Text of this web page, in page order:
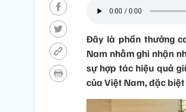
Đây là phần thưởng
Nam nhằm ghi nhận
sự hợp tác hiệu quả
của Việt Nam, đặc